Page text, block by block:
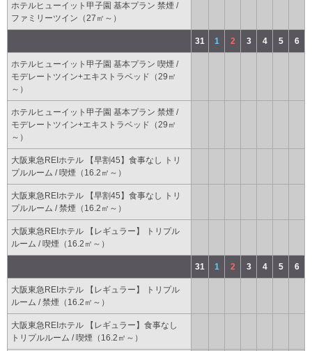
ホテルヒューイット甲子園 基本プラン 禁煙 /
ファミリーツイン（27㎡～）
31 1 2 3 4 5 6
ホテルヒューイット甲子園 基本プラン 喫煙 /
モデレートツイン+エキストラベッド（29㎡
～）
ホテルヒューイット甲子園 基本プラン 禁煙 /
モデレートツイン+エキストラベッド（29㎡
～）
大阪東急REIホテル 【早割45】食事なし トリ
プルルーム / 喫煙（16.2㎡～）
大阪東急REIホテル 【早割45】食事なし トリ
プルルーム / 禁煙（16.2㎡～）
大阪東急REIホテル 【レギュラー】 トリプル
ルーム / 喫煙（16.2㎡～）
31 1 2 3 4 5 6
大阪東急REIホテル 【レギュラー】 トリプル
ルーム / 禁煙（16.2㎡～）
大阪東急REIホテル 【レギュラー】食事なし
トリプルルーム / 喫煙（16.2㎡～）